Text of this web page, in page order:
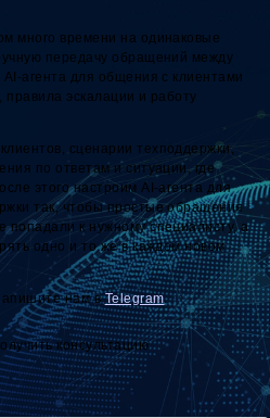
много времени на одинаковые
передачу обращений между
агента для общения с клиентами
эскалации и работу
сценарии техподдержки,
по ответам и ситуации, где
этого настроим AI-агента для
так, чтобы простые обращения
попадали к нужному специалисту, а
одно и то же в каждом новом
нам вTelegram.
консультацию